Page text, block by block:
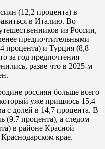
(12,2 процента) в
в Италию. Во
из России,
предпочтительными
процента) и Турция (8,8
за год предпочтения
разве что в 2025-м
россиян больше всего
уже пришлось 15,4
с долей в 14,7 процента. В
(9,7 процента), а следом
в районе Красной
крае.